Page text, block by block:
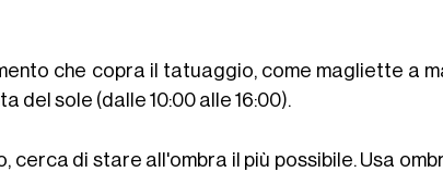
che copra il tatuaggio, come magliette a
del sole (dalle 10:00 alle 16:00).
cerca di stare all'ombra il più possibile. Usa